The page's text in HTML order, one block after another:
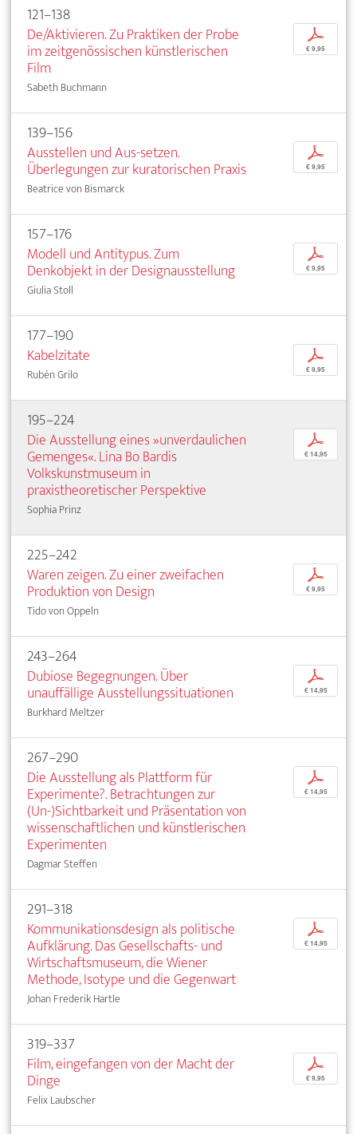
121–138
De/Aktivieren. Zu Praktiken der Probe
im zeitgenössischen künstlerischen
Film
Sabeth Buchmann
p
€ 9,95
139–156
Ausstellen und Aus-setzen.
Überlegungen zur kuratorischen Praxis
Beatrice von Bismarck
p
€ 9,95
157–176
Modell und Antitypus. Zum
Denkobjekt in der Designausstellung
Giulia Stoll
p
€ 9,95
177–190
Kabelzitate
Rubén Grilo
p
€ 9,95
195–224
Die Ausstellung eines »unverdaulichen
Gemenges«. Lina Bo Bardis
Volkskunstmuseum in
praxistheoretischer Perspektive
Sophia Prinz
p
€ 14,95
225–242
Waren zeigen. Zu einer zweifachen
Produktion von Design
Tido von Oppeln
p
€ 9,95
243–264
Dubiose Begegnungen. Über
unauffällige Ausstellungssituationen
Burkhard Meltzer
p
€ 14,95
267–290
Die Ausstellung als Plattform für
Experimente?. Betrachtungen zur
(Un-)Sichtbarkeit und Präsentation von
wissenschaftlichen und künstlerischen
Experimenten
Dagmar Steffen
p
€ 14,95
291–318
Kommunikationsdesign als politische
Aufklärung. Das Gesellschafts- und
Wirtschaftsmuseum, die Wiener
Methode, Isotype und die Gegenwart
Johan Frederik Hartle
p
€ 14,95
319–337
Film, eingefangen von der Macht der
Dinge
Felix Laubscher
p
€ 9,95